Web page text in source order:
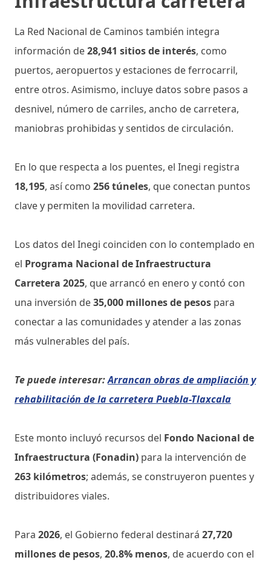
La Red Nacional de Caminos también integra
información de28,941 sitios de interés, como
puertos, aeropuertos y estaciones de ferrocarril,
entre otros. Asimismo, incluye datos sobre pasos a
desnivel, número de carriles, ancho de carretera,
maniobras prohibidas y sentidos de circulación.
En lo que respecta a los puentes, el Inegi registra
18,195, así como 256 túneles, que conectan puntos
clave y permiten la movilidad carretera.
Los datos del Inegi coinciden con lo contemplado en
el Programa Nacional de Infraestructura
Carretera 2025, que arrancó en enero y contó con
una inversión de35,000 millones de pesos para
conectar a las comunidades y atender a las zonas
más vulnerables del país.
Te puede interesar:Arrancan obras de ampliación y
rehabilitación de la carretera Puebla-Tlaxcala
Este monto incluyó recursos del Fondo Nacional de
Infraestructura (Fonadin) para la intervención de
263 kilómetros; además, se construyeron puentes y
distribuidores viales.
Para 2026, el Gobierno federal destinará 27,720
millones de pesos, 20.8% menos, de acuerdo con el